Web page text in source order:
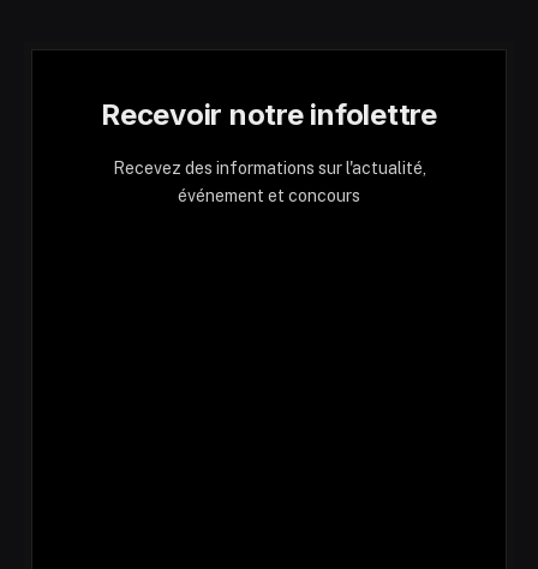
Recevoir notre infolettre
Recevez des informations sur l'actualité,
événement et concours